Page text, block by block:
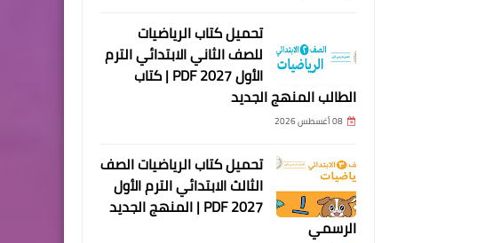
تحميل كتاب الرياضيات
للصف الثاني الابتدائي الترم
الأول 2027 PDF | كتاب
الطالب المنهج الجديد
08 أغسطس 2026
تحميل كتاب الرياضيات الصف
الثالث الابتدائي الترم الأول
2027 PDF | المنهج الجديد
الرسمي